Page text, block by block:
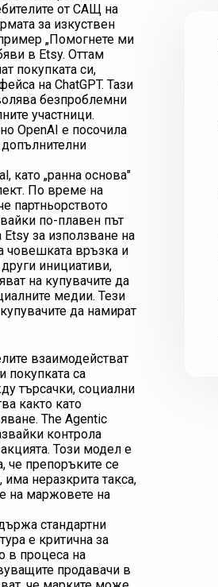
от САЩ на
за изкуствен
„Помогнете ми
в Etsy. Оттам
покупката си,
на ChatGPT. Тази
безпроблемни
участници.
OpenAI е посочила
като „ранна основа"
По време на
партньорството
по-плавен път
Etsy за използване на
човешката връзка и
инициативи,
на купувачите да
медии. Тези
да намират
взаимодействат
покупката са
търсачки, социални
както като
The Agentic
контрола
Този модел е
че препоръките се
неразкрита такса,
на маржовете на
стандартни
е критична за
в процеса на
продавачи в